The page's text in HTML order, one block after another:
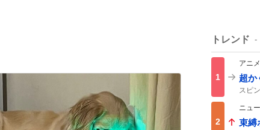
トレンド
1
アニ
超か
スピ
10
2
ニュ
束縛